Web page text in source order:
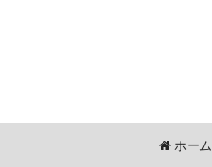
ホーム